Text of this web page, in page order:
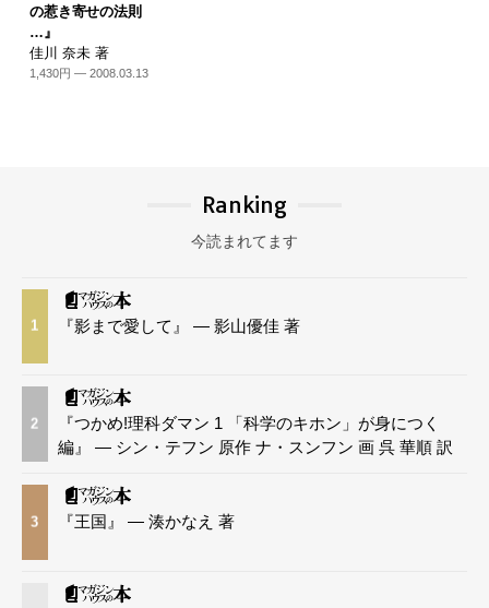
の惹き寄せの法則
…』
佳川 奈未 著
1,430円 — 2008.03.13
Ranking
今読まれてます
1 『影まで愛して』 — 影山優佳 著
2
『つかめ!理科ダマン 1 「科学のキホン」が身につく
編』 — シン・テフン 原作 ナ・スンフン 画 呉 華順 訳
3 『王国』 — 湊かなえ 著